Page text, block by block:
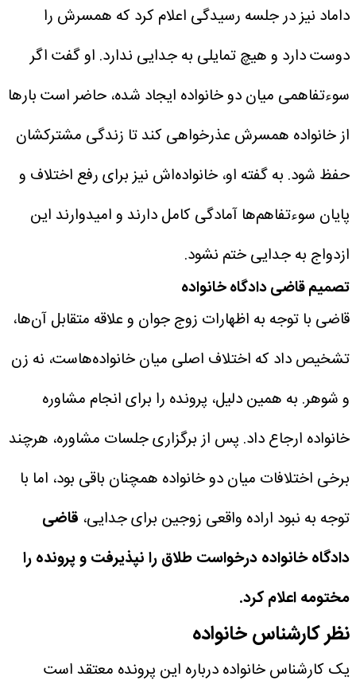
داماد نیز در جلسه رسیدگی اعلام کرد که همسرش را
دوست دارد و هیچ تمایلی به جدایی ندارد. او گفت اگر
سوءتفاهمی میان دو خانواده ایجاد شده، حاضر است بارها
از خانواده همسرش عذرخواهی کند تا زندگی مشترکشان
حفظ شود. به گفته او، خانواده‌اش نیز برای رفع اختلاف و
پایان سوءتفاهم‌ها آمادگی کامل دارند و امیدوارند این
ازدواج به جدایی ختم نشود.
تصمیم قاضی دادگاه خانواده
قاضی با توجه به اظهارات زوج جوان و علاقه متقابل آن‌ها،
تشخیص داد که اختلاف اصلی میان خانواده‌هاست، نه زن
و شوهر. به همین دلیل، پرونده را برای انجام مشاوره
خانواده ارجاع داد. پس از برگزاری جلسات مشاوره، هرچند
برخی اختلافات میان دو خانواده همچنان باقی بود، اما با
توجه به نبود اراده واقعی زوجین برای جدایی، قاضی
دادگاه خانواده درخواست طلاق را نپذیرفت و پرونده را
مختومه اعلام کرد.
نظر کارشناس خانواده
یک کارشناس خانواده درباره این پرونده معتقد است